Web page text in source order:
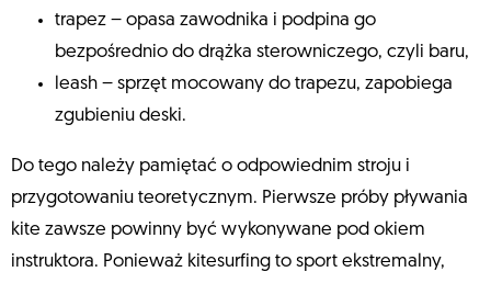
trapez – opasa zawodnika i podpina go
bezpośrednio do drążka sterowniczego, czyli baru,
leash – sprzęt mocowany do trapezu, zapobiega
zgubieniu deski.
Do tego należy pamiętać o odpowiednim stroju i
przygotowaniu teoretycznym. Pierwsze próby pływania
kite zawsze powinny być wykonywane pod okiem
instruktora. Ponieważ kitesurfing to sport ekstremalny,